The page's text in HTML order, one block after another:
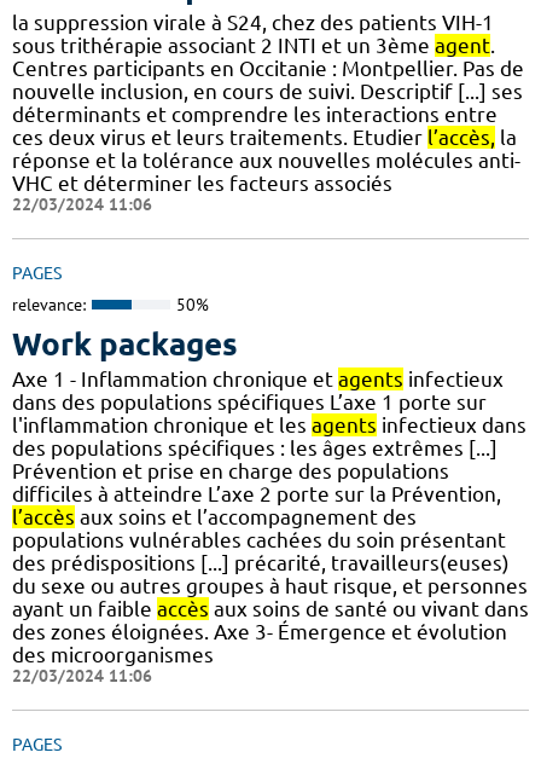
la suppression virale à S24, chez des patients VIH-1
sous trithérapie associant 2 INTI et un 3ème agent.
Centres participants en Occitanie : Montpellier. Pas de
nouvelle inclusion, en cours de suivi. Descriptif [...] ses
déterminants et comprendre les interactions entre
ces deux virus et leurs traitements. Etudier l’accès, la
réponse et la tolérance aux nouvelles molécules anti-
VHC et déterminer les facteurs associés
22/03/2024 11:06
PAGES
relevance: 50%
Work packages
Axe 1 - Inflammation chronique et agents infectieux
dans des populations spécifiques L’axe 1 porte sur
l'inflammation chronique et les agents infectieux dans
des populations spécifiques : les âges extrêmes [...]
Prévention et prise en charge des populations
difficiles à atteindre L’axe 2 porte sur la Prévention,
l’accès aux soins et l’accompagnement des
populations vulnérables cachées du soin présentant
des prédispositions [...] précarité, travailleurs(euses)
du sexe ou autres groupes à haut risque, et personnes
ayant un faible accès aux soins de santé ou vivant dans
des zones éloignées. Axe 3- Émergence et évolution
des microorganismes
22/03/2024 11:06
PAGES